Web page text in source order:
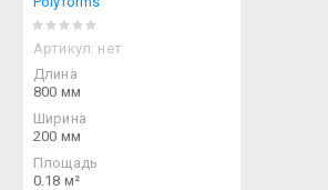
Артикул: нет
Длина
800 мм
Ширина
200 мм
Площадь
0.18 м²